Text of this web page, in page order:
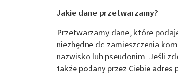
Jakie dane przetwarzamy?
Przetwarzamy dane, które
niezbędne do zamieszczenia
nazwisko lub pseudonim. Jeśli
także podany przez Ciebie adres